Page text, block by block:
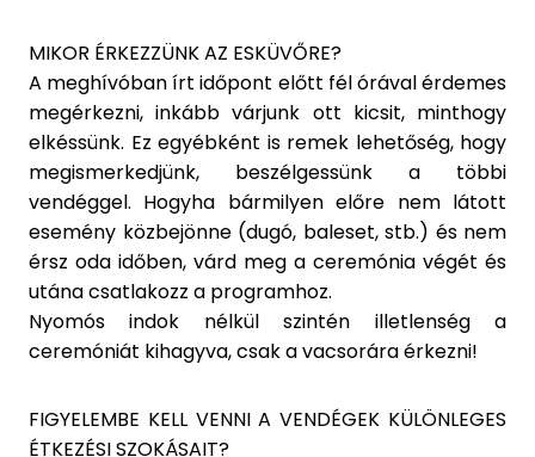
MIKOR ÉRKEZZÜNK AZ ESKÜVŐRE?
A meghívóban írt időpont előtt fél órával érdemes
megérkezni, inkább várjunk ott kicsit, minthogy
elkéssünk. Ez egyébként is remek lehetőség, hogy
megismerkedjünk, beszélgessünk a többi
vendéggel. Hogyha bármilyen előre nem látott
esemény közbejönne (dugó, baleset, stb.) és nem
érsz oda időben, várd meg a ceremónia végét és
utána csatlakozz a programhoz.
Nyomós indok nélkül szintén illetlenség a
ceremóniát kihagyva, csak a vacsorára érkezni!
FIGYELEMBE KELL VENNI A VENDÉGEK KÜLÖNLEGES
ÉTKEZÉSI SZOKÁSAIT?